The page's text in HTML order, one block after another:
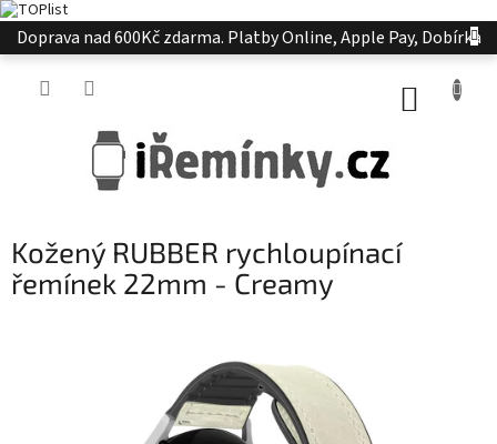
Přejít
na
Doprava nad 600Kč zdarma. Platby Online, Apple Pay, Dobírka
Kožený RUBBER rychloupínací
řemínek 22mm - Creamy